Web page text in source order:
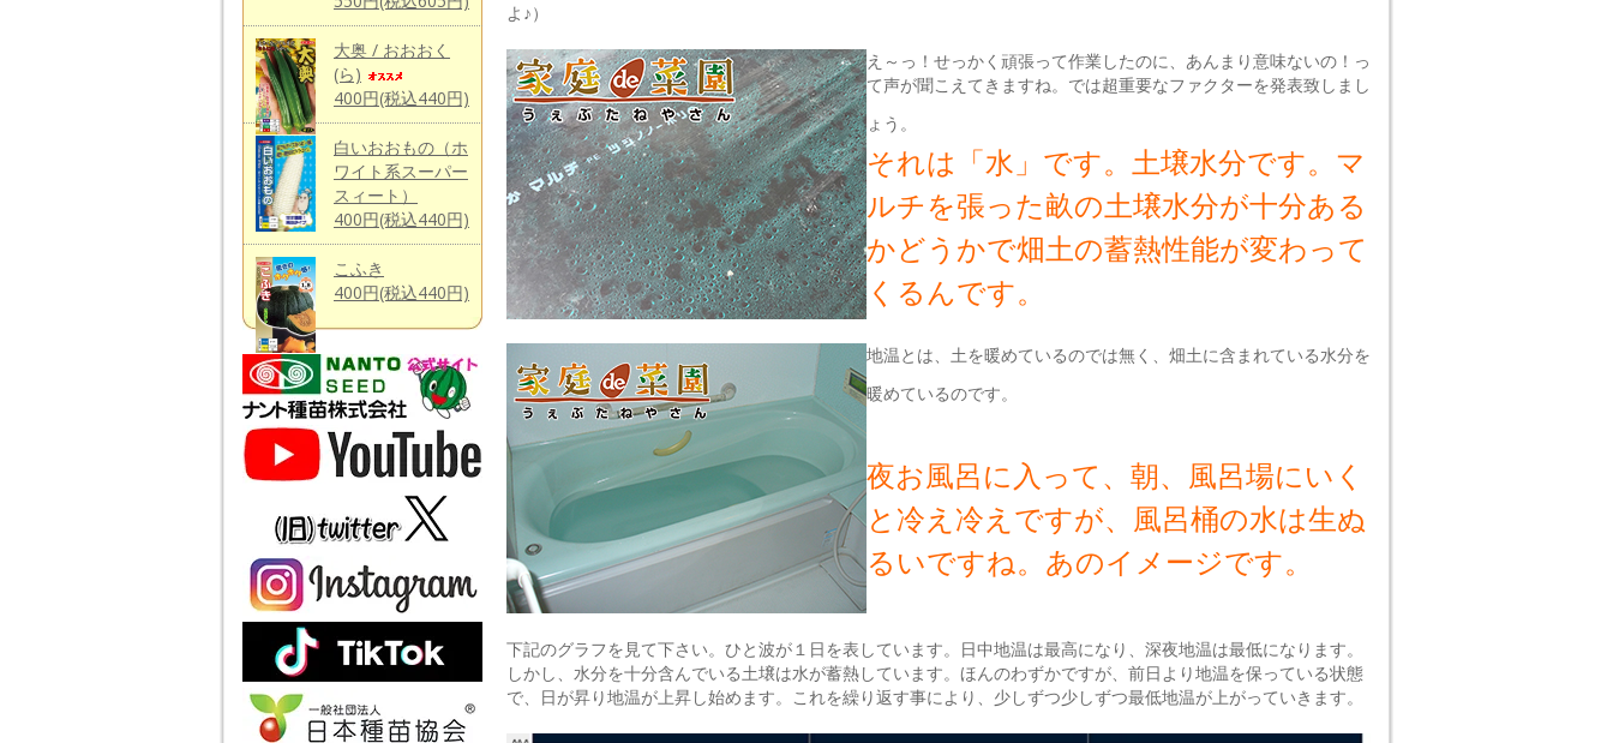
よ♪）
え～っ！せっかく頑張って作業したのに、あんまり意味ないの！っ
て声が聞こえてきますね。では超重要なファクターを発表致しまし
ょう。
それは「水」です。土壌水分です。マ
ルチを張った畝の土壌水分が十分ある
かどうかで畑土の蓄熱性能が変わって
くるんです。
地温とは、土を暖めているのでは無く、畑土に含まれている水分を
暖めているのです。
夜お風呂に入って、朝、風呂場にいく
と冷え冷えですが、風呂桶の水は生ぬ
るいですね。あのイメージです。
下記のグラフを見て下さい。ひと波が１日を表しています。日中地温は最高になり、深夜地温は最低になります。
しかし、水分を十分含んでいる土壌は水が蓄熱しています。ほんのわずかですが、前日より地温を保っている状態
で、日が昇り地温が上昇し始めます。これを繰り返す事により、少しずつ少しずつ最低地温が上がっていきます。
大奥 / おおおく
(ら)
400円(税込440円)
白いおおもの（ホ
ワイト系スーパー
スィート）
400円(税込440円)
こふき
400円(税込440円)